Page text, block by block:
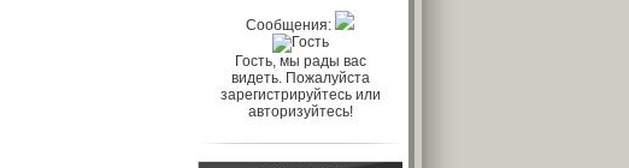
Сообщения:
Гость, мы рады вас
видеть. Пожалуйста
зарегистрируйтесь или
авторизуйтесь!